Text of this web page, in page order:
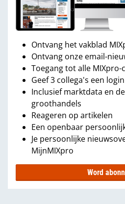
Ontvang het vakblad
Ontvang onze email-
Toegang tot alle
Geef 3 collega's een
Inclusief marktdata en
groothandels
Reageren op artikelen
Een openbaar
Je persoonlijke
MijnMIXpro
Word